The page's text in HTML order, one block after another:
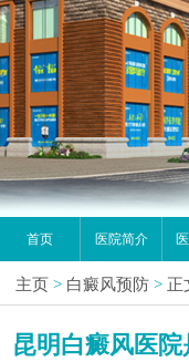
首页 医院简介
主页 > 白癜风预防 > 正
昆明白癜风医